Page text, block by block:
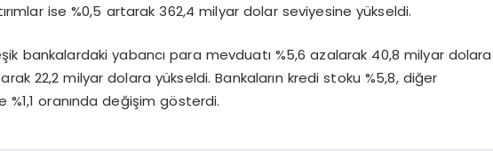
ise %0,5 artarak 362,4 milyar dolar seviyesine yükseldi.
bankalardaki yabancı para mevduatı %5,6 azalarak 40,8 milyar dolara
22,2 milyar dolara yükseldi. Bankaların kredi stoku %5,8, diğer
oranında değişim gösterdi.